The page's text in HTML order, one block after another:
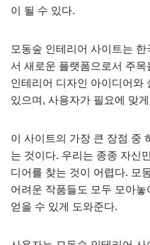
이 될 수 있다.
모동숲 인테리어 사이트는
서 새로운 플랫폼으로서 주
인테리어 디자인 아이디어와
있으며, 사용자가 필요에 맞
이 사이트의 가장 큰 장점 중
는 것이다. 우리는 종종 자신
디어를 찾는 것이 어렵다. 모
어려운 작품들도 모두 모아
얻을 수 있게 도와준다.